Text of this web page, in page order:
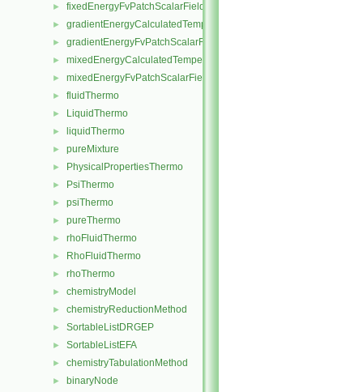
► fixedEnergyFvPatchScalarField
► gradientEnergyCalculatedTemperatureFvPatchScalarField
► gradientEnergyFvPatchScalarField
► mixedEnergyCalculatedTemperatureFvPatchScalarField
► mixedEnergyFvPatchScalarField
► fluidThermo
► LiquidThermo
► liquidThermo
► pureMixture
► PhysicalPropertiesThermo
► PsiThermo
► psiThermo
► pureThermo
► rhoFluidThermo
► RhoFluidThermo
► rhoThermo
► chemistryModel
► chemistryReductionMethod
► SortableListDRGEP
► SortableListEFA
► chemistryTabulationMethod
► binaryNode